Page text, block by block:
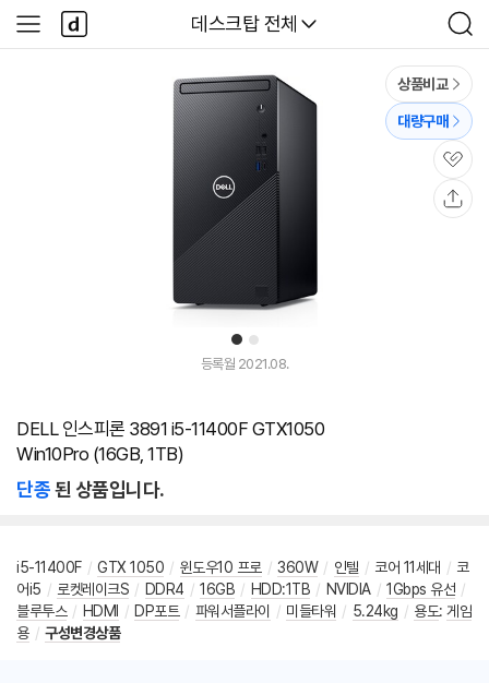
다나와
데스크탑 전체
검
색
사
이
다
나
와
1 2
상품비교
대량구매
관
심
등록월 2021.08.
DELL 인스피론 3891 i5-11400F GTX1050
Win10Pro (16GB, 1TB)
단종된 상품입니다.
i5-11400F / GTX 1050 / 윈도우10 프로 / 360W / 인텔 / 코어 11세대 / 코
어i5 / 로켓레이크S / DDR4 / 16GB / HDD:1TB / NVIDIA / 1Gbps 유선 /
블루투스 / HDMI / DP포트 / 파워서플라이 / 미들타워 / 5.24kg / 용도: 게임
용 / 구성변경상품